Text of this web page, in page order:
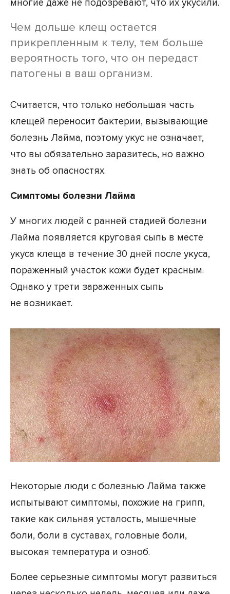
многие даже не подозревают, что их укусили.
Чем дольше клещ остается
прикрепленным к телу, тем больше
вероятность того, что он передаст
патогены в ваш организм.
Считается, что только небольшая часть
клещей переносит бактерии, вызывающие
болезнь Лайма, поэтому укус не означает,
что вы обязательно заразитесь, но важно
знать об опасностях.
Симптомы болезни Лайма
У многих людей с ранней стадией болезни
Лайма появляется круговая сыпь в месте
укуса клеща в течение 30 дней после укуса,
пораженный участок кожи будет красным.
Однако у трети зараженных сыпь
не возникает.
Некоторые люди с болезнью Лайма также
испытывают симптомы, похожие на грипп,
такие как сильная усталость, мышечные
боли, боли в суставах, головные боли,
высокая температура и озноб.
Более серьезные симптомы могут развиться